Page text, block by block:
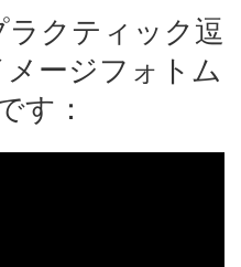
にもお願いして
側も必ずマス
着用：施術
おります。
ラクティック逗
ージフォトム
す：